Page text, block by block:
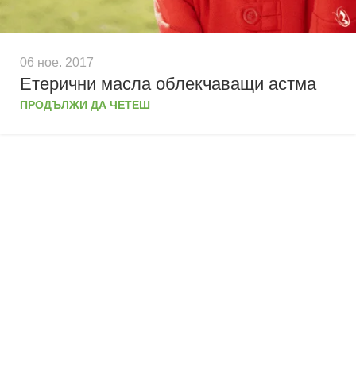
06 ное. 2017
Етерични масла облекчаващи астма
ПРОДЪЛЖИ ДА ЧЕТЕШ